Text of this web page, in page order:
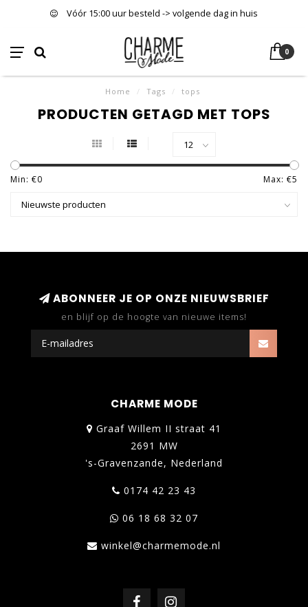
Vóór 15:00 uur besteld -> volgende dag in huis
0
Home / Tags / tops
PRODUCTEN GETAGD MET TOPS
Min: €0 Max: €5
ABONNEER JE OP ONZE NIEUWSBRIEF
en blijf op de hoogte van nieuwe items!
CHARME MODE
Graaf Willem II straat 41
2691 MW
's-Gravenzande, Nederland
0174 42 23 43
06 18 68 32 07
winkel@charmemode.nl